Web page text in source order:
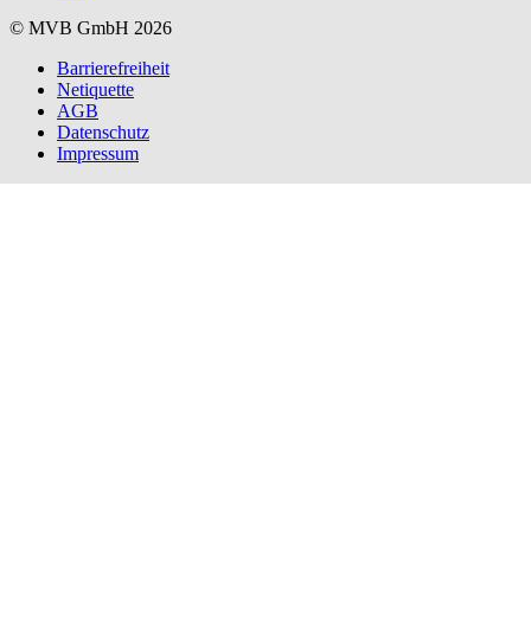
© MVB GmbH 2026
Barrierefreiheit
Netiquette
AGB
Datenschutz
Impressum